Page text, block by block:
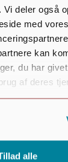
deler også
med
kan
du har
af deres
alle